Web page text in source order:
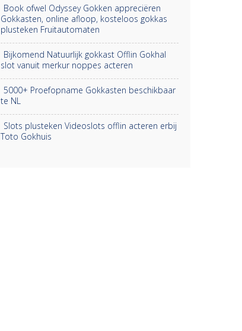
Book ofwel Odyssey Gokken appreciëren
Gokkasten, online afloop, kosteloos gokkas
plusteken Fruitautomaten
Bijkomend Natuurlijk gokkast Offlin Gokhal
slot vanuit merkur noppes acteren
5000+ Proefopname Gokkasten beschikbaar
te NL
Slots plusteken Videoslots offlin acteren erbij
Toto Gokhuis